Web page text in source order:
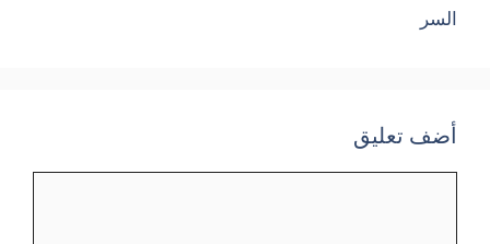
السر
أضف تعليق